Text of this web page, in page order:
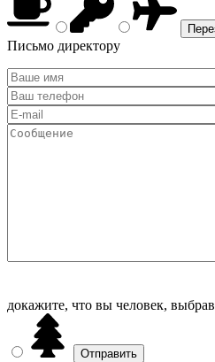
Письмо директору
докажите, что вы человек, выбрав